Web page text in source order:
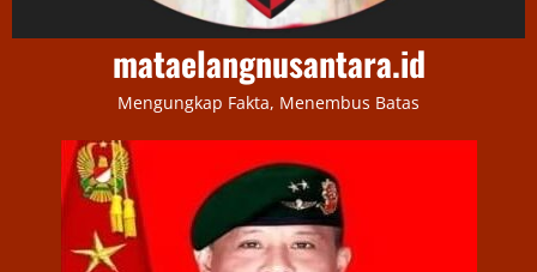
mataelangnusantara.id
Mengungkap Fakta, Menembus Batas